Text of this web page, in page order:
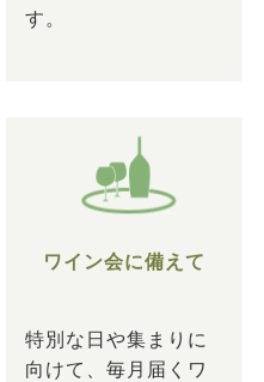
す。
ワイン会に備えて
特別な日や集まりに
向けて、毎月届くワ